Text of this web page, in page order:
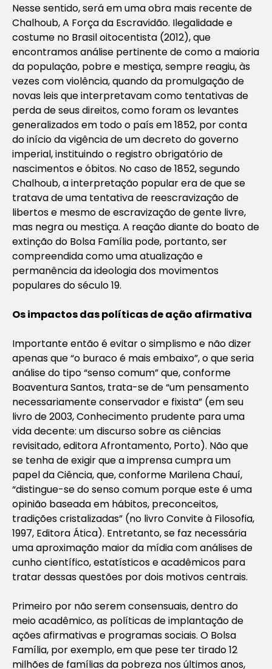
Nesse sentido, será em uma obra mais recente de
Chalhoub, A Força da Escravidão. Ilegalidade e
costume no Brasil oitocentista (2012), que
encontramos análise pertinente de como a maioria
da população, pobre e mestiça, sempre reagiu, às
vezes com violência, quando da promulgação de
novas leis que interpretavam como tentativas de
perda de seus direitos, como foram os levantes
generalizados em todo o país em 1852, por conta
do início da vigência de um decreto do governo
imperial, instituindo o registro obrigatório de
nascimentos e óbitos. No caso de 1852, segundo
Chalhoub, a interpretação popular era de que se
tratava de uma tentativa de reescravização de
libertos e mesmo de escravização de gente livre,
mas negra ou mestiça. A reação diante do boato de
extinção do Bolsa Família pode, portanto, ser
compreendida como uma atualização e
permanência da ideologia dos movimentos
populares do século 19.
Os impactos das políticas de ação afirmativa
Importante então é evitar o simplismo e não dizer
apenas que “o buraco é mais embaixo”, o que seria
análise do tipo “senso comum” que, conforme
Boaventura Santos, trata-se de “um pensamento
necessariamente conservador e fixista” (em seu
livro de 2003, Conhecimento prudente para uma
vida decente: um discurso sobre as ciências
revisitado, editora Afrontamento, Porto). Não que
se tenha de exigir que a imprensa cumpra um
papel da Ciência, que, conforme Marilena Chauí,
“distingue-se do senso comum porque este é uma
opinião baseada em hábitos, preconceitos,
tradições cristalizadas” (no livro Convite à Filosofia,
1997, Editora Ática). Entretanto, se faz necessária
uma aproximação maior da mídia com análises de
cunho científico, estatísticos e acadêmicos para
tratar dessas questões por dois motivos centrais.
Primeiro por não serem consensuais, dentro do
meio acadêmico, as políticas de implantação de
ações afirmativas e programas sociais. O Bolsa
Família, por exemplo, em que pese ter tirado 12
milhões de famílias da pobreza nos últimos anos,